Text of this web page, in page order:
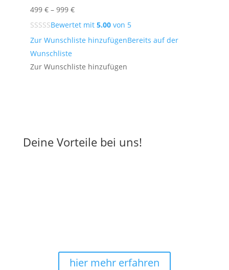
499 € – 999 €Preisspanne:
499 €
bis
Bewertet mit 5.00von 5
Zur Wunschliste hinzufügenBereits auf der
Wunschliste
Zur Wunschliste hinzufügen
Deine Vorteile bei uns!
hier mehr erfahren